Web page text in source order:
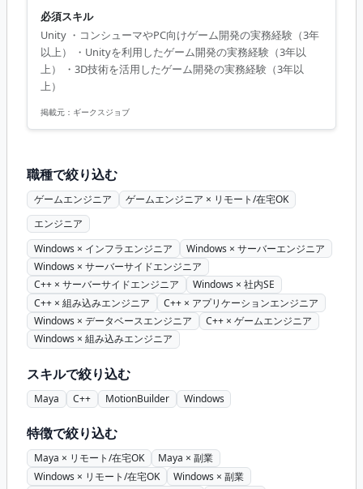
がメインになりますが、ゆくゆくは家庭用ゲーム機などに
も携わって頂く可能性がございます。
必須スキル
Unity ・コンシューマやPC向けゲーム開発の実務経験（3年
以上） ・Unityを利用したゲーム開発の実務経験（3年以
上） ・3D技術を活用したゲーム開発の実務経験（3年以
上）
掲載元： ギークスジョブ
職種で絞り込む
ゲームエンジニア
ゲームエンジニア × リモート/在宅OK
エンジニア
Windows × インフラエンジニア
Windows × サーバーエンジニア
Windows × サーバーサイドエンジニア
C++ × サーバーサイドエンジニア
Windows × 社内SE
C++ × 組み込みエンジニア
C++ × アプリケーションエンジニア
Windows × データベースエンジニア
C++ × ゲームエンジニア
Windows × 組み込みエンジニア
スキルで絞り込む
Maya C++ MotionBuilder Windows
特徴で絞り込む
Maya × リモート/在宅OK
Maya × 副業
Windows × リモート/在宅OK
Windows × 副業